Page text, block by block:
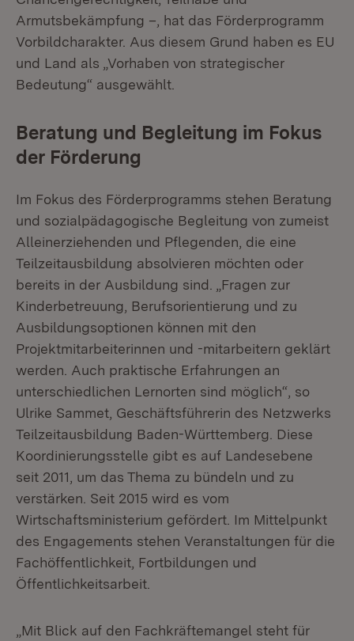
Armutsbekämpfung –, hat das Förderprogramm
Vorbildcharakter. Aus diesem Grund haben es EU
und Land als „Vorhaben von strategischer
Bedeutung“ ausgewählt.
Beratung und Begleitung im Fokus
der Förderung
Im Fokus des Förderprogramms stehen Beratung
und sozialpädagogische Begleitung von zumeist
Alleinerziehenden und Pflegenden, die eine
Teilzeitausbildung absolvieren möchten oder
bereits in der Ausbildung sind. „Fragen zur
Kinderbetreuung, Berufsorientierung und zu
Ausbildungsoptionen können mit den
Projektmitarbeiterinnen und -mitarbeitern geklärt
werden. Auch praktische Erfahrungen an
unterschiedlichen Lernorten sind möglich“, so
Ulrike Sammet, Geschäftsführerin des Netzwerks
Teilzeitausbildung Baden-Württemberg. Diese
Koordinierungsstelle gibt es auf Landesebene
seit 2011, um das Thema zu bündeln und zu
verstärken. Seit 2015 wird es vom
Wirtschaftsministerium gefördert. Im Mittelpunkt
des Engagements stehen Veranstaltungen für die
Fachöffentlichkeit, Fortbildungen und
Öffentlichkeitsarbeit.
„Mit Blick auf den Fachkräftemangel steht für